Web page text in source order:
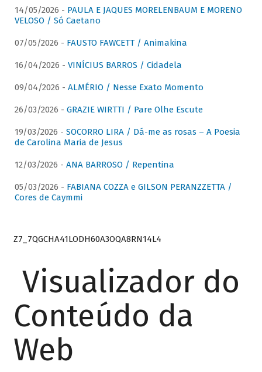
14/05/2026 - PAULA E JAQUES MORELENBAUM E MORENO
VELOSO / Só Caetano
07/05/2026 - FAUSTO FAWCETT / Animakina
16/04/2026 - VINÍCIUS BARROS / Cidadela
09/04/2026 - ALMÉRIO / Nesse Exato Momento
26/03/2026 - GRAZIE WIRTTI / Pare Olhe Escute
19/03/2026 - SOCORRO LIRA / Dá-me as rosas – A Poesia
de Carolina Maria de Jesus
12/03/2026 - ANA BARROSO / Repentina
05/03/2026 - FABIANA COZZA e GILSON PERANZZETTA /
Cores de Caymmi
Z7_7QGCHA41LODH60A3OQA8RN14L4
Visualizador do
Conteúdo da
Web